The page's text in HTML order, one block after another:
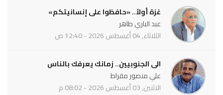
غزة أولاً.. «حافظوا على إنسانيتكم»
عبد الباري طاهر
الثلاثاء, 04 أغسطس 2026 - 12:40 ص
الى الجنوبيين.. زمانك يعرفك بالناس
علي منصور مقراط
الاثنين, 03 أغسطس 2026 - 08:02 م